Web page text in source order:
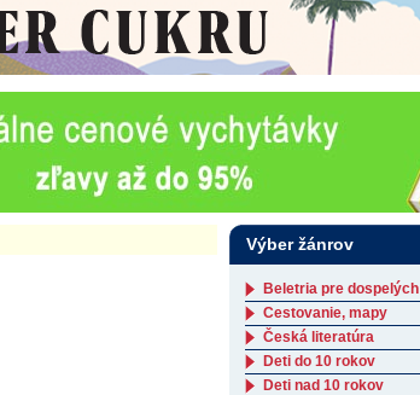
Výber žánrov
Beletria pre dospelých
Cestovanie, mapy
Česká literatúra
Deti do 10 rokov
Deti nad 10 rokov